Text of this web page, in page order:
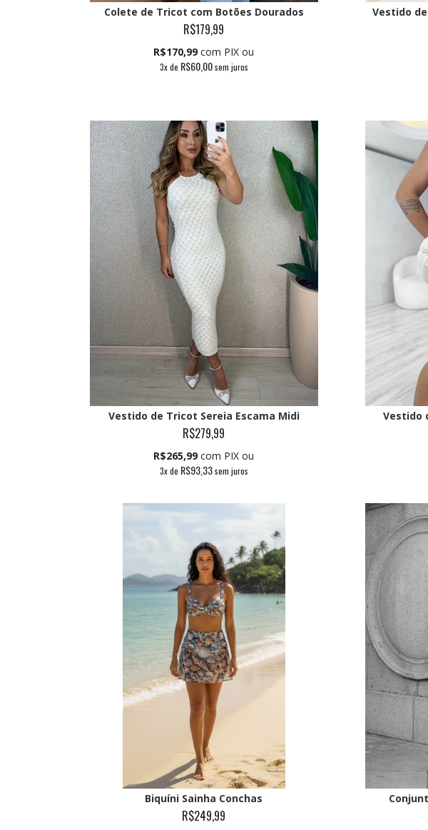
Colete de Tricot com Botões Dourados
R$179,99
R$170,99 com PIX ou
3x de R$60,00sem juros
Vestido
Vestido de Tricot Sereia Escama Midi
R$279,99
R$265,99 com PIX ou
3x de R$93,33sem juros
Vestido
Biquíni Sainha Conchas
R$249,99